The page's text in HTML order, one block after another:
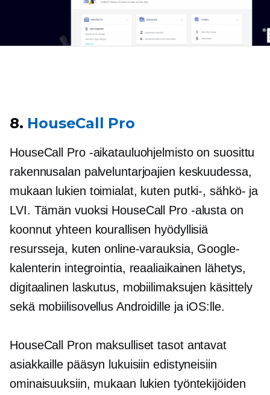
8. HouseCall Pro
HouseCall Pro -aikatauluohjelmisto on suosittu
rakennusalan palveluntarjoajien keskuudessa,
mukaan lukien toimialat, kuten putki-, sähkö- ja
LVI. Tämän vuoksi HouseCall Pro -alusta on
koonnut yhteen kourallisen hyödyllisiä
resursseja, kuten online-varauksia, Google-
kalenterin integrointia, reaaliaikainen lähetys,
digitaalinen laskutus, mobiilimaksujen käsittely
sekä mobiilisovellus Androidille ja iOS:lle.
HouseCall Pron maksulliset tasot antavat
asiakkaille pääsyn lukuisiin edistyneisiin
ominaisuuksiin, mukaan lukien työntekijöiden